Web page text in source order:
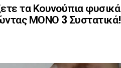
τα Κουνούπια φυσικά
ΜΟΝΟ 3 Συστατικά!